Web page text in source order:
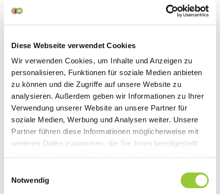
Diese Webseite verwendet Cookies
Wir verwenden Cookies, um Inhalte und Anzeigen zu
personalisieren, Funktionen für soziale Medien anbieten
zu können und die Zugriffe auf unsere Website zu
analysieren. Außerdem geben wir Informationen zu Ihrer
Verwendung unserer Website an unsere Partner für
soziale Medien, Werbung und Analysen weiter. Unsere
Partner führen diese Informationen möglicherweise mit
weiteren Daten zusammen, die Sie ihnen bereitgestellt
Cookies, wenn Sie unsere Webseite weiterhin nutzen.
Notwendig
Deine Auswahl
Info-Nachmittag
Alle Info-Nachmittage finden von 15:15 Uhr bis
16:15 Uhr statt.
Pflegefachhelfer/in